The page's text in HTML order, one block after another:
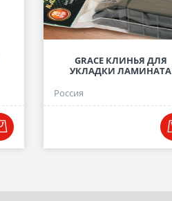
GRACE КЛИНЬЯ ДЛЯ
УКЛАДКИ ЛАМИНАТА
Россия